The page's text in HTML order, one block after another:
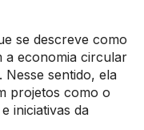
se descreve como
a economia circular
sentido, ela
projetos como o
iniciativas da